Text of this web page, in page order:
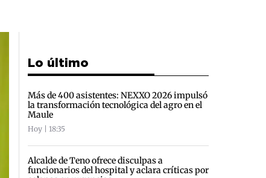
Lo último
Más de 400 asistentes: NEXXO 2026 impulsó
la transformación tecnológica del agro en el
Maule
Hoy | 18:35
Alcalde de Teno ofrece disculpas a
funcionarios del hospital y aclara críticas por